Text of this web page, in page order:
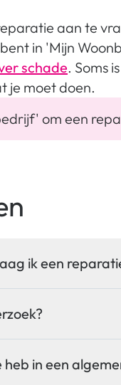
aan te
in 'Mijn
schade. Soms
je moet doen.
om een
ik een
in een